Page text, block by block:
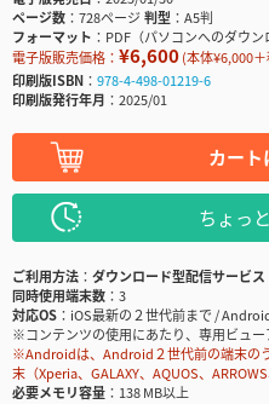
ページ数
728ページ判型
A5判
フォーマット
PDF（パソコンへのダウン
電子版販売価格： ¥6,600(本体¥6,000
印刷版ISBN
978-4-498-01219-6
印刷版発行年月
2025/01
カート
ちょっ
ご利用方法
ダウンロード型配信サービス
同時使用端末数
3
対応OS
iOS最新の２世代前まで /
※コンテンツの使用にあたり、専用ビュ
※Androidは、Android２世代前の端末の
末（Xperia、GALAXY、AQUOS、
必要メモリ容量
138 MB以上